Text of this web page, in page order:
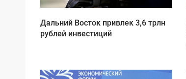
Дальний Восток привлек 3,6 трлн
рублей инвестиций